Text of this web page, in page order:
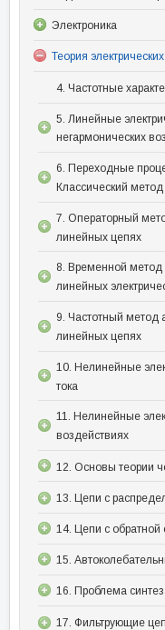
Электроника
Теория
4. Частотные
5. Линейные
негармонических
6. Переходные
Классический
7. Операторный
линейных цепях
8. Временной метод
линейных
9. Частотный метод
линейных цепях
10. Нелинейные
тока
11. Нелинейные
воздействиях
12. Основы теории
13. Цепи с
14. Цепи с обратной
15.
16. Проблема
17. Фильтрующие